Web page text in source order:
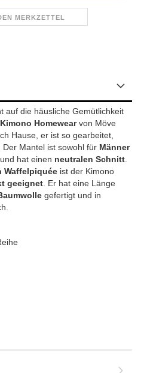
MERKZETTEL
auf die häusliche Gemütlichkeit
Homewearvon Möve
Hause, er ist so gearbeitet,
. Der Mantel ist sowohl für Männer
und hat einen neutralen Schnitt
Waffelpiquée ist der Kimono
geeignet . Er hat eine Länge
gefertigt und in